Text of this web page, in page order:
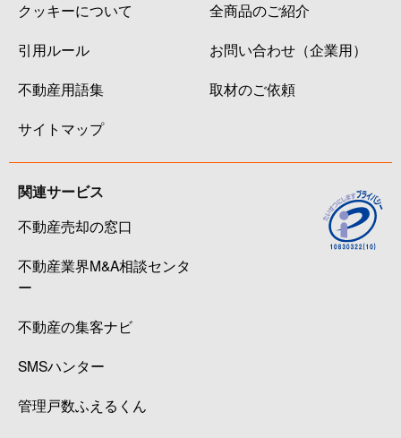
クッキーについて
引用ルール
不動産用語集
サイトマップ
全商品のご紹介
お問い合わせ（企業用）
取材のご依頼
関連サービス
不動産売却の窓口
不動産業界M&A相談センタ
ー
不動産の集客ナビ
SMSハンター
管理戸数ふえるくん